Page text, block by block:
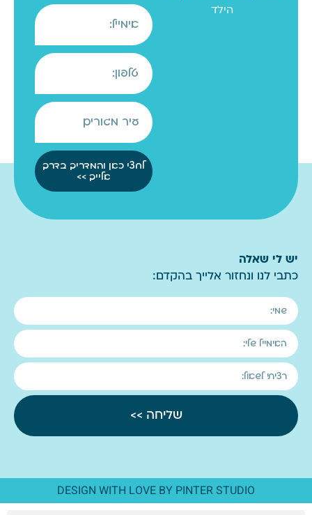
הילד
לחצי כאן והמדריך בדרך
אלייך >>
יש לי שאלה
כתבי לנו ונחזור אלייך בהקדם:
שליחה >>
DESIGN WITH LOVE BY PINTER STUDIO